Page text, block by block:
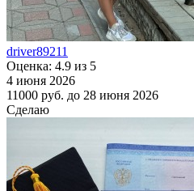
driver89211
Оценка: 4.9 из 5
4 июня 2026
11000 руб. до 28 июня 2026
Сделаю